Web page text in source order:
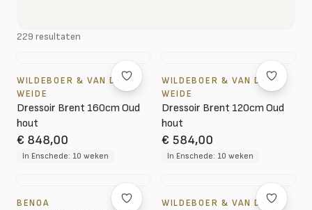
229 resultaten
WILDEBOER & VAN DER
WEIDE
Dressoir Brent 160cm Oud
hout
€ 848,00
In Enschede: 10 weken
WILDEBOER & VAN DER
WEIDE
Dressoir Brent 120cm Oud
hout
€ 584,00
In Enschede: 10 weken
BENOA
WILDEBOER & VAN DER